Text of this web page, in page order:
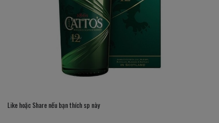
Like hoặc Share nếu bạn thích sp này